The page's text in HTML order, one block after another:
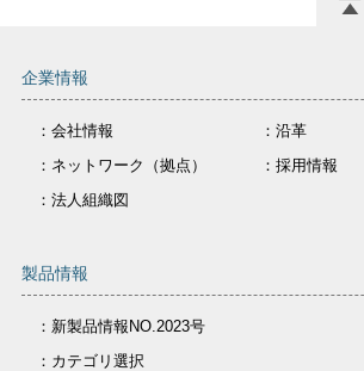
企業情報
：会社情報
：沿革
：ネットワーク（拠点）
：採用情報
：法人組織図
製品情報
：新製品情報NO.2023号
：カテゴリ選択